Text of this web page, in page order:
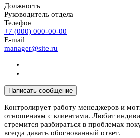
Должность
Руководитель отдела
Телефон
+7 (000) 000-00-00
E-mail
manager@site.ru
Написать сообщение
Контролирует работу менеджеров и
отношениям с клиентами. Любит
стремится разбираться в проблемах
всегда давать обоснованный ответ.